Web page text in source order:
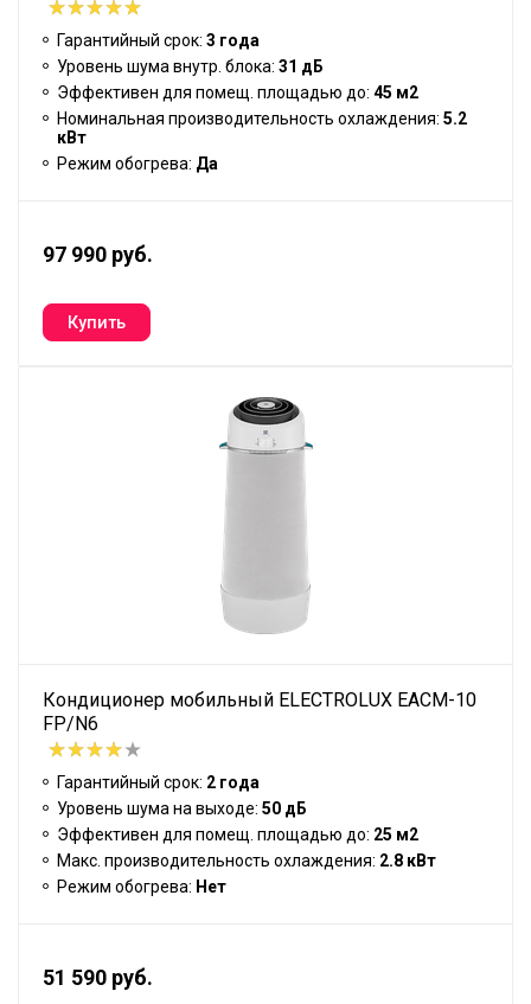
Гарантийный срок: 3 года
Уровень шума внутр. блока: 31 дБ
Эффективен для помещ. площадью до: 45 м2
Номинальная производительность охлаждения: 5.2
кВт
Режим обогрева: Да
97 990 руб.
Кондиционер мобильный ELECTROLUX EACM-10
FP/N6
Гарантийный срок: 2 года
Уровень шума на выходе: 50 дБ
Эффективен для помещ. площадью до: 25 м2
Макс. производительность охлаждения: 2.8 кВт
Режим обогрева: Нет
51 590 руб.